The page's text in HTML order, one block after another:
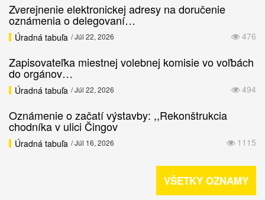
Zverejnenie elektronickej adresy na doručenie
oznámenia o delegovaní…
476
Úradná tabuľa / Júl 22, 2026
Zapisovateľka miestnej volebnej komisie vo voľbách
do orgánov…
494
Úradná tabuľa / Júl 22, 2026
Oznámenie o začatí výstavby: ,,Rekonštrukcia
chodníka v ulici Čingov
1115
Úradná tabuľa / Júl 16, 2026
VŠETKY OZNAMY